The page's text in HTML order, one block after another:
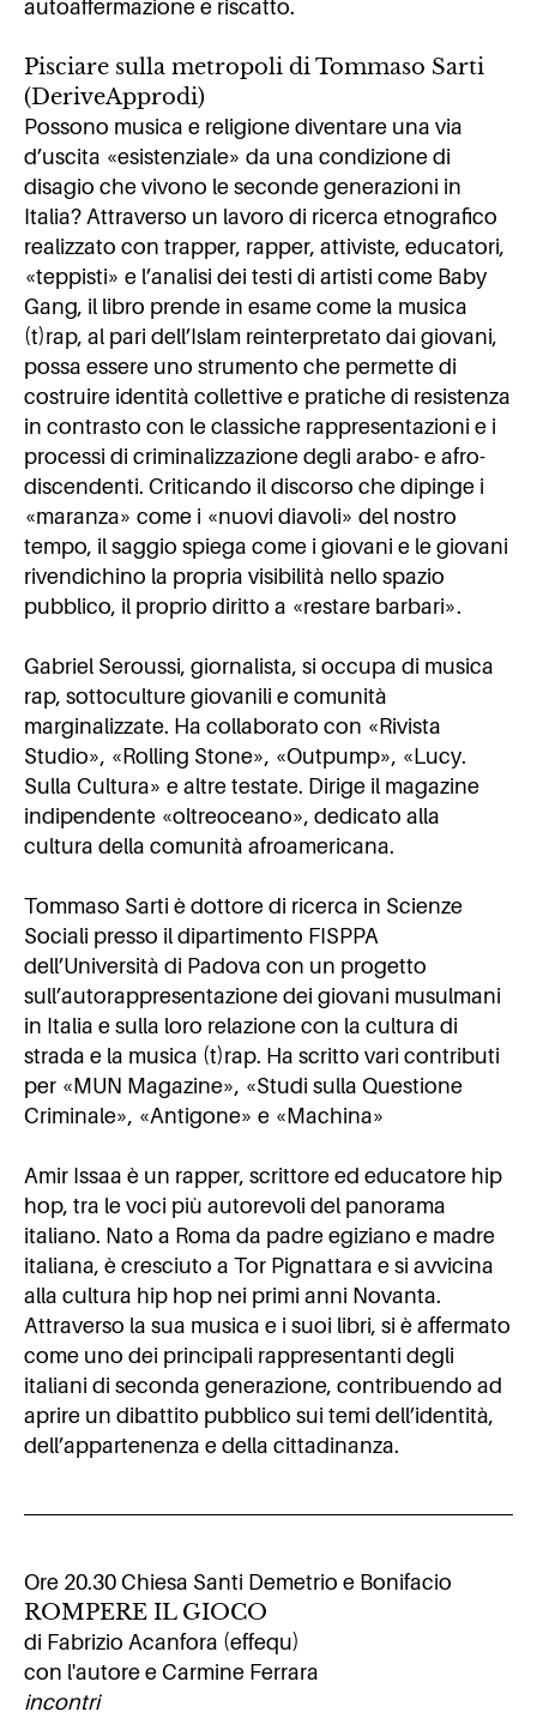
autoaffermazione e riscatto.
Pisciare sulla metropoli di Tommaso Sarti
(DeriveApprodi)
Possono musica e religione diventare una via
d’uscita «esistenziale» da una condizione di
disagio che vivono le seconde generazioni in
Italia? Attraverso un lavoro di ricerca etnografico
realizzato con trapper, rapper, attiviste, educatori,
«teppisti» e l’analisi dei testi di artisti come Baby
Gang, il libro prende in esame come la musica
(t)rap, al pari dell’Islam reinterpretato dai giovani,
possa essere uno strumento che permette di
costruire identità collettive e pratiche di resistenza
in contrasto con le classiche rappresentazioni e i
processi di criminalizzazione degli arabo- e afro-
discendenti. Criticando il discorso che dipinge i
«maranza» come i «nuovi diavoli» del nostro
tempo, il saggio spiega come i giovani e le giovani
rivendichino la propria visibilità nello spazio
pubblico, il proprio diritto a «restare barbari».
Gabriel Seroussi, giornalista, si occupa di musica
rap, sottoculture giovanili e comunità
marginalizzate. Ha collaborato con «Rivista
Studio», «Rolling Stone», «Outpump», «Lucy.
Sulla Cultura» e altre testate. Dirige il magazine
indipendente «oltreoceano», dedicato alla
cultura della comunità afroamericana.
Tommaso Sarti è dottore di ricerca in Scienze
Sociali presso il dipartimento FISPPA
dell’Università di Padova con un progetto
sull’autorappresentazione dei giovani musulmani
in Italia e sulla loro relazione con la cultura di
strada e la musica (t)rap. Ha scritto vari contributi
per «MUN Magazine», «Studi sulla Questione
Criminale», «Antigone» e «Machina»
Amir Issaa è un rapper, scrittore ed educatore hip
hop, tra le voci più autorevoli del panorama
italiano. Nato a Roma da padre egiziano e madre
italiana, è cresciuto a Tor Pignattara e si avvicina
alla cultura hip hop nei primi anni Novanta.
Attraverso la sua musica e i suoi libri, si è affermato
come uno dei principali rappresentanti degli
italiani di seconda generazione, contribuendo ad
aprire un dibattito pubblico sui temi dell’identità,
dell’appartenenza e della cittadinanza.
Ore 20.30 Chiesa Santi Demetrio e Bonifacio
ROMPERE IL GIOCO
di Fabrizio Acanfora (effequ)
con l'autore e Carmine Ferrara
incontri